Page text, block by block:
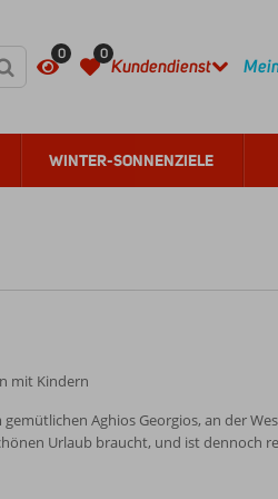
0 0
Kundendienst
WINTER-SONNENZIELE
mit Kindern
Aghios Georgios, an der
Urlaub braucht, und ist dennoch
mehrere Tavernen und Restaurants
in denen Sie sich bis in die späten